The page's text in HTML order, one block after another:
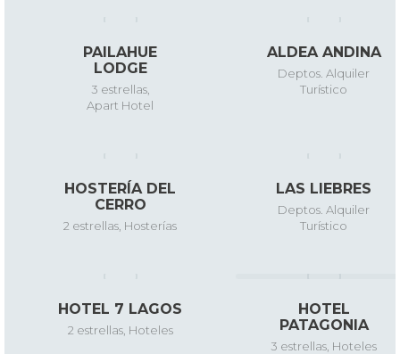
PAILAHUE
LODGE
3 estrellas,
Apart Hotel
ALDEA ANDINA
Deptos. Alquiler
Turístico
HOSTERÍA DEL
CERRO
2 estrellas Hosterías
LAS LIEBRES
Deptos. Alquiler
Turístico
HOTEL 7 LAGOS
2 estrellas, Hoteles
HOTEL
PATAGONIA
3 estrellas Hoteles